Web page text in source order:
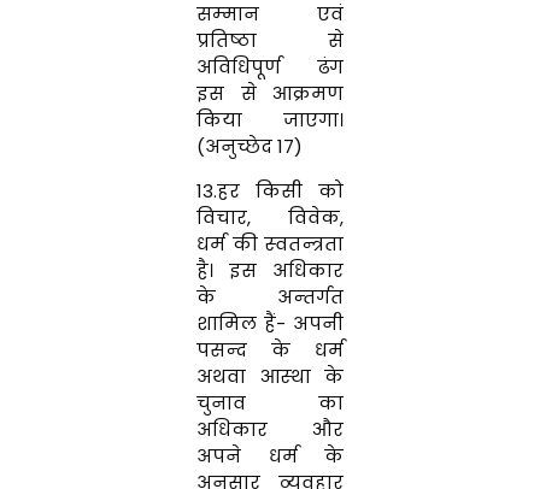
सम्‍मान एवं
प्रतिष्‍ठा से
अविधिपूर्ण ढंग
इस से आक्रमण
किया जाएगा।
(अनुच्छेद 17)
13.हर किसी को
विचार,विवेक,
धर्म की स्‍वतन्‍त्रता
है। इस अधिकार
के अन्‍तर्गत
शामिल हैं- अपनी
पसन्‍द के धर्म
अथवा आस्‍था के
चुनाव का
अधिकार और
अपने धर्म के
अनुसार व्‍यवहार